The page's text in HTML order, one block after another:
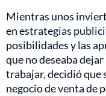
Mientras unos
en estrategias
posibilidades y las
que no deseaba
trabajar, decidió que
negocio de venta de